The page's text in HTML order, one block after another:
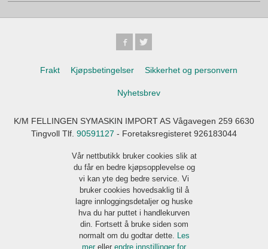
Frakt Kjøpsbetingelser Sikkerhet og personvern
Nyhetsbrev
K/M FELLINGEN SYMASKIN IMPORT AS Vågavegen 259 6630
Tingvoll Tlf. 90591127 - Foretaksregisteret 926183044
Vår nettbutikk bruker cookies slik at
du får en bedre kjøpsopplevelse og
vi kan yte deg bedre service. Vi
bruker cookies hovedsaklig til å
lagre innloggingsdetaljer og huske
hva du har puttet i handlekurven
din. Fortsett å bruke siden som
normalt om du godtar dette. Les
mer eller endre innstillinger for